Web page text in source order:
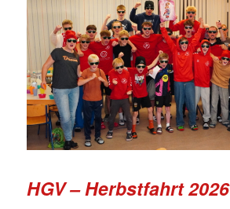
HGV – Herbstfahrt 2026